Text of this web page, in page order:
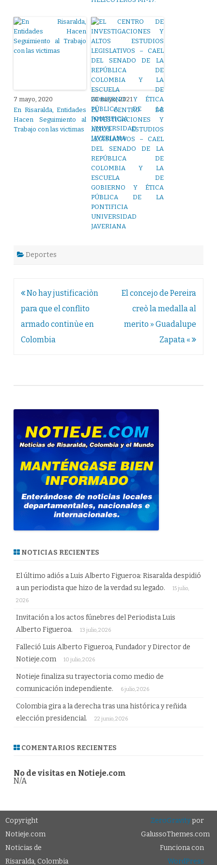
7 mayo, 2020
En Risaralda, Entidades
Hacen Seguimiento al
Trabajo con las victimas
20 mayo, 2021
EL CENTRO DE
INVESTIGACIONES Y
ALTOS ESTUDIOS
LEGISLATIVOS – CAEL
DEL SENADO DE LA
REPÚBLICA DE
COLOMBIA Y LA
ESCUELA DE
GOBIERNO Y ÉTICA
PÚBLICA DE LA
PONTIFICIA
UNIVERSIDAD
JAVERIANA
Deportes
Navegación
de
entradas
No hay justificaciòn
para que el conflito
armado continùe en
Colombia
El concejo de Pereira
creò la medalla al
merito » Guadalupe
Zapata «
NOTICIAS RECIENTES
El último adiós a Luis Alberto Figueroa: Risaralda despidió
a un periodista que hizo de la verdad su legado.
15 julio,
2026
Invitación a los actos fúnebres del Periodista Luis
Alberto Figueroa.
13 julio, 2026
Falleció Luis Alberto Figueroa, Fundador y Director de
Notieje.com
10 julio, 2026
Notieje finaliza su trayectoria como medio de
comunicación independiente.
6 julio, 2026
Colombia gira a la derecha tras una histórica y reñida
elección presidencial.
22 junio, 2026
COMENTARIOS RECIENTES
No de visitas en Notieje.com
N/A
Copyright
Notieje.com
Noticias de
Risaralda, Colombia
ZeroGravitypor
GalussoThemes.com
Funciona con
WordPress